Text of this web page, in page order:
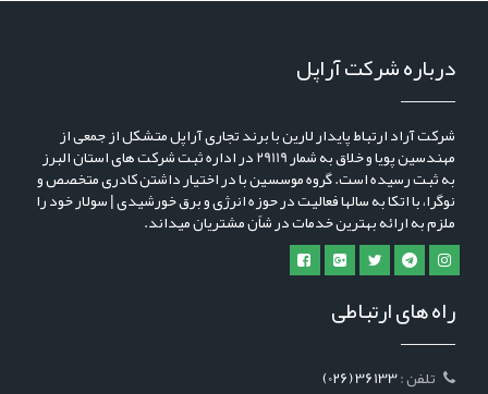
درباره شرکت آراپل
شرکت آراد ارتباط پایدار لارین با برند تجاری آراپل متشکل از جمعی از
مهندسین پویا و خلاق به شمار 29119 در اداره ثبت شرکت های استان البرز
به ثبت رسیده است. گروه موسسین با در اختیار داشتن کادری متخصص و
نوگرا، با اتکا به سالها فعالیت در حوزه انرژی و برق خورشیدی | سولار خود را
ملزم به ارائه بهترین خدمات در شاًن مشتریان میداند.
راه های ارتباطی
(026) 36133